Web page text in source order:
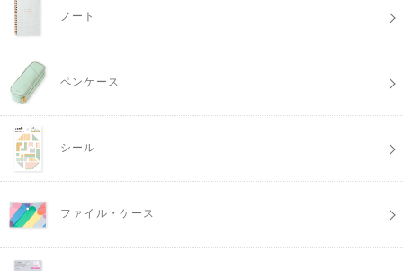
ノート
ペンケース
シール
ファイル・ケース